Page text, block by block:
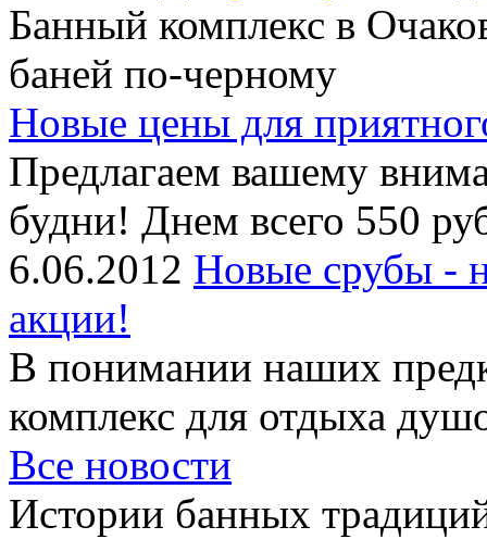
Банный комплекс в
баней по-черному
Новые цены для
Предлагаем вашему
будни! Днем всего 550
6.06.2012 Новые срубы -
акции!
В понимании наших
комплекс для отдыха
Все новости
Истории банных